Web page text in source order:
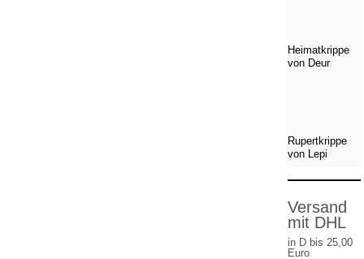
Heimatkrippe
von Deur
Rupertkrippe
von Lepi
Versand
mit DHL
in D bis 25,00
Euro